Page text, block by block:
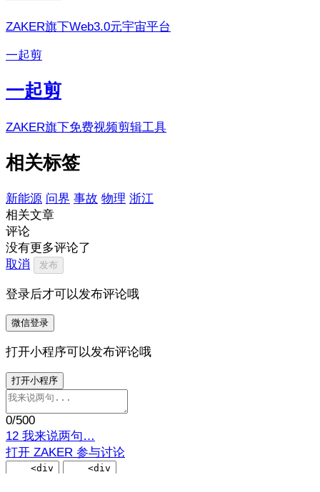
ZAKER旗下Web3.0元宇宙平台
一起剪
一起剪
ZAKER旗下免费视频剪辑工具
相关标签
新能源 问界 事故 物理 浙江
相关文章
评论
没有更多评论了
取消
发布
登录后才可以发布评论哦
微信登录
打开小程序可以发布评论哦
打开小程序
0/500
12 我来说两句…
打开 ZAKER 参与讨论